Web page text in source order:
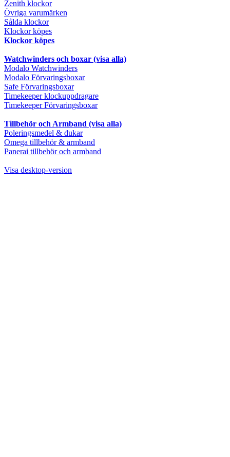
Zenith klockor
Övriga varumärken
Sålda klockor
Klockor köpes
Klockor köpes
Watchwinders och boxar (visa alla)
Modalo Watchwinders
Modalo Förvaringsboxar
Safe Förvaringsboxar
Timekeeper klockuppdragare
Timekeeper Förvaringsboxar
Tillbehör och Armband (visa alla)
Poleringsmedel & dukar
Omega tillbehör & armband
Panerai tillbehör och armband
Visa desktop-version